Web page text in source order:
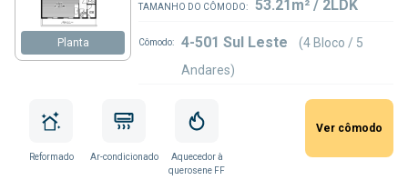
Planta
TAMANHO DO CÔMODO: 53.21m² / 2LDK
Cômodo: 4-501 Sul Leste
(4 Bloco / 5
Andares)
Reformado Ar-condicionado
Aquecedor à
querosene FF
Ver cômodo